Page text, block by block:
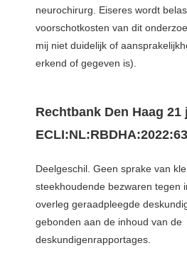
neurochirurg. Eiseres wordt
voorschotkosten van dit
mij niet duidelijk of
erkend of gegeven is).
Rechtbank Den Haag 21
Deelgeschil. Geen sprake van
steekhoudende bezwaren tegen
overleg geraadpleegde
gebonden aan de inhoud van de
deskundigenrapportages.